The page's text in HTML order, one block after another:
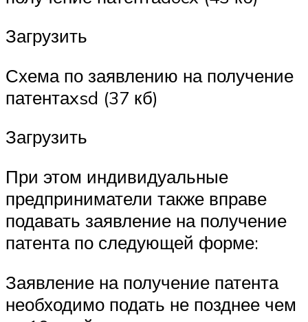
Загрузить
Схема по заявлению на получение
патентаxsd (37 кб)
Загрузить
При этом индивидуальные
предприниматели также вправе
подавать заявление на получение
патента по следующей форме:
Заявление на получение патента
необходимо подать не позднее чем